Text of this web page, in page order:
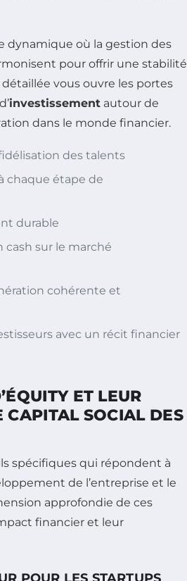
dynamique où la gestion des
pour offrir une stabilité
vous ouvre les portes
investissement autour de
dans le monde financier.
des talents
chaque étape de
durable
cash sur le marché
cohérente et
avec un récit financier
ET LEUR
CAPITAL SOCIAL DES
spécifiques qui répondent à
de l’entreprise et le
approfondie de ces
financier et leur